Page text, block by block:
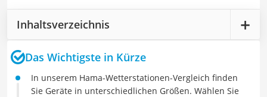
Inhaltsverzeichnis
Das Wichtigste in Kürze
In unserem Hama-Wetterstationen-Vergleich finden
Sie Geräte in unterschiedlichen Größen. Wählen Sie